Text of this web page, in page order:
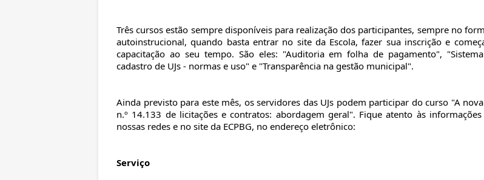
Três cursos estão sempre disponíveis para realização dos participantes, sempre no
autoinstrucional, quando basta entrar no site da Escola, fazer sua inscrição e
capacitação ao seu tempo. São eles: "Auditoria em folha de pagamento",
cadastro de UJs - normas e uso" e "Transparência na gestão municipal".
Ainda previsto para este mês, os servidores das UJs podem participar do curso "A
n.º 14.133 de licitações e contratos: abordagem geral". Fique atento às informações
nossas redes e no site da ECPBG, no endereço eletrônico:
Serviço